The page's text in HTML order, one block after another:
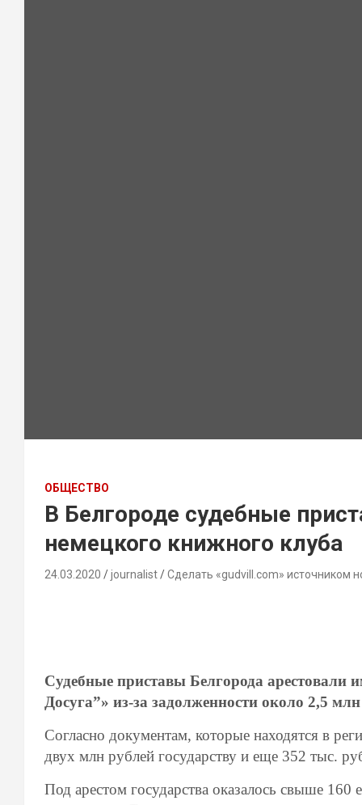
ОБЩЕСТВО
В Белгороде судебные
немецкого книжного клуба
24.03.2020 journalist Сделать «gudvill.com» источником
Судебные приставы Белгорода
Досуга”» из-за задолженности около 2,5
Согласно документам, которые находятся в
двух млн рублей государству и еще 352 тыс.
Под арестом государства оказалось свыше